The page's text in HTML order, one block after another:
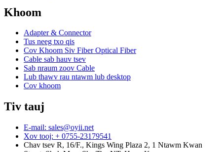
Khoom
Adapter & Connector
Tus neeg txo qis
Cov Khoom Siv Fiber Optical Fiber
Cable sab hauv tsev
Sab nraum zoov Cable
Lub thawv rau ntawm lub desktop
Cov khoom
Tiv tauj
E-mail: sales@oyii.net
Xov tooj: + 0755-23179541
Chav tsev R, 16/F., Kings Wing Plaza 2, 1 Ntawm Kwan